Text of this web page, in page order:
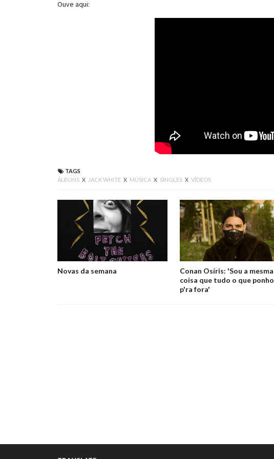
Ouve aqui:
TAGS
ÁLBUNS X JACK WHITE X MÚSICA X SINGLES X VÍDEOS
Novas da semana
Conan Osíris: 'Sou a mesma
coisa que tudo o que ponho
p'ra fora'